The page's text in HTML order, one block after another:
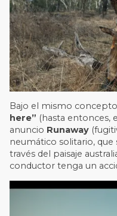
Bajo el mismo
here” (hasta entonces,
anuncio Runaway
neumático solitario,
través del paisaje
conductor tenga un